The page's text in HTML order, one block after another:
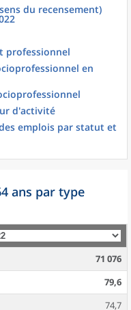
du recensement)
professionnel
en
d'activité
emplois par statut et
ans par type
71 076
79,6
74,7